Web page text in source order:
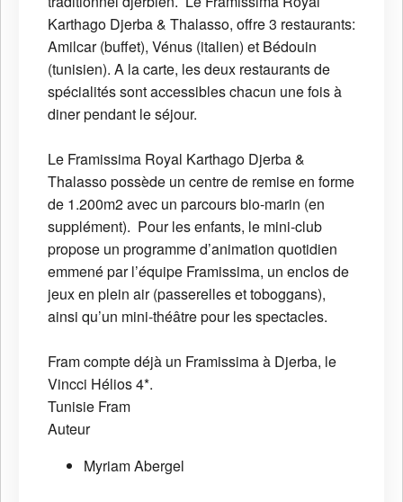
Karthago Djerba & Thalasso, offre 3 restaurants:
Amilcar (buffet), Vénus (italien) et Bédouin
(tunisien). A la carte, les deux restaurants de
spécialités sont accessibles chacun une fois à
diner pendant le séjour.
Le Framissima Royal Karthago Djerba &
Thalasso possède un centre de remise en forme
de 1.200m2 avec un parcours bio-marin (en
supplément). Pour les enfants, le mini-club
propose un programme d’animation quotidien
emmené par l’équipe Framissima, un enclos de
jeux en plein air (passerelles et toboggans),
ainsi qu’un mini-théâtre pour les spectacles.
Fram compte déjà un Framissima à Djerba, le
Vincci Hélios 4*.
Tunisie Fram
Auteur
Myriam Abergel